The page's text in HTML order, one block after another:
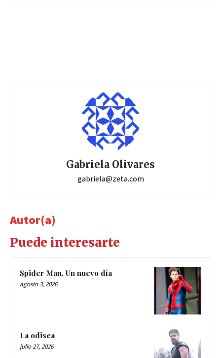
Gabriela Olivares
gabriela@zeta.com
Autor(a)
Puede interesarte
Spider Man. Un nuevo día
agosto 3, 2026
La odisea
julio 27, 2026